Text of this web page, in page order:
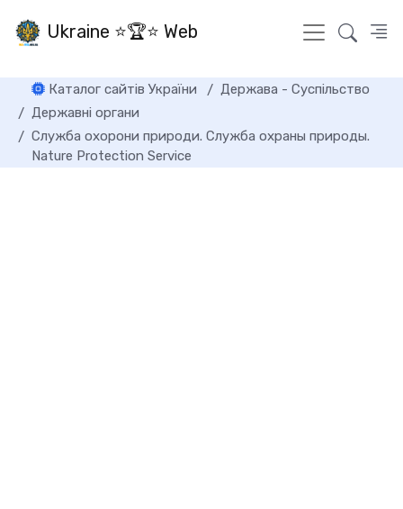
Ukraine ⭐🏆⭐ Web
Каталог сайтів України
Держава - Суспільство
Державні органи
Служба охорони природи. Служба охраны природы.
Nature Protection Service